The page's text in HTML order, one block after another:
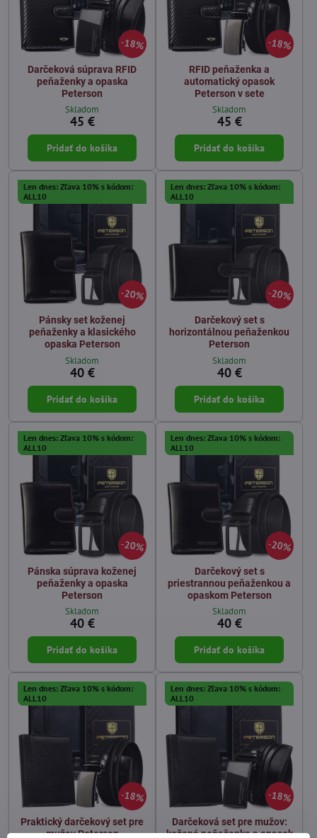
18%
Darčeková súprava RFID
peňaženky a opaska
Peterson
Skladom
45 €
Pridať do košíka
18%
RFID peňaženka a
automatický opasok
Peterson v sete
Skladom
45 €
Pridať do košíka
20%
Len dnes: Zľava 10% s kódom:
ALL10
Pánsky set koženej
peňaženky a klasického
opaska Peterson
Skladom
40 €
Pridať do košíka
20%
Len dnes: Zľava 10% s kódom:
ALL10
Darčekový set s
horizontálnou peňaženkou
Peterson
Skladom
40 €
Pridať do košíka
20%
Len dnes: Zľava 10% s kódom:
ALL10
Pánska súprava koženej
peňaženky a opaska
Peterson
Skladom
40 €
Pridať do košíka
20%
Len dnes: Zľava 10% s kódom:
ALL10
Darčekový set s
priestrannou peňaženkou a
opaskom Peterson
Skladom
40 €
Pridať do košíka
18%
Len dnes: Zľava 10% s kódom:
ALL10
Praktický darčekový set pre
mužov Peterson
18%
Len dnes: Zľava 10% s kódom:
ALL10
Darčeková set pre mužov:
kožená peňaženka a opasok